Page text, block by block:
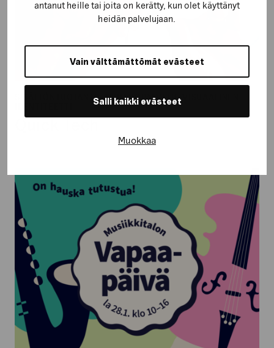
antanut heille tai joita on kerätty, kun olet käyttänyt
heidän palvelujaan.
Vain välttämättömät evästeet
Salli kaikki evästeet
Muokkaa
SISÄLLÖNTUOTANTO, VERKKOPALVELU, VISUAALINEN
Musiikkitalo
–
Vapaapäivä